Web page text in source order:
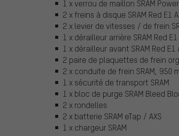
1 x verrou de maillon SRAM
2 x freins à disque SRAM Red
2 x levier de vitesses / de frein
1 x dérailleur arrière SRAM Red E1
1 x dérailleur avant SRAM Red E1
2 paire de plaquettes de frein
2 x conduite de frein SRAM, 950
1 x sécurité de transport SRAM
1 x bloc de purge SRAM Bleed
2 x rondelles
2 x batterie SRAM eTap / AXS
1 x chargeur SRAM